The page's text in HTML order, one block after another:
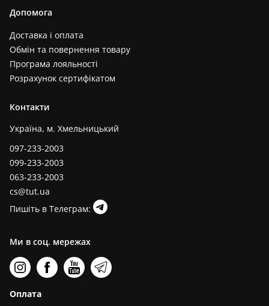
Допомога
Доставка і оплата
Обмін та повернення товару
Програма лояльності
Розрахунок сертифікатом
Контакти
Україна, м. Хмельницький
097-233-2003
099-233-2003
063-233-2003
cs@tut.ua
Пишіть в Телеграм:
Ми в соц. мережах
Оплата